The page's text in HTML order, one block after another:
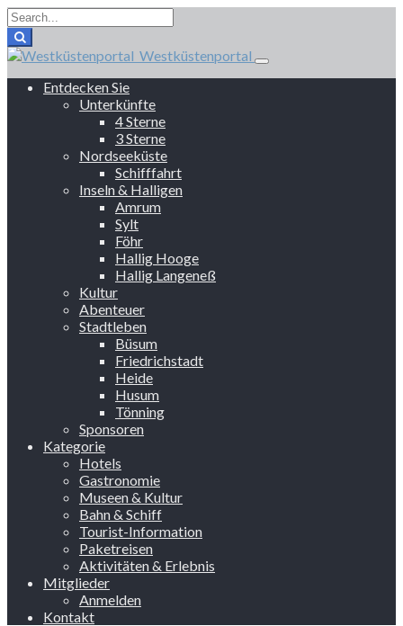
Westküstenportal
Entdecken Sie
Unterkünfte
4 Sterne
3 Sterne
Nordseeküste
Schifffahrt
Inseln & Halligen
Amrum
Sylt
Föhr
Hallig Hooge
Hallig Langeneß
Kultur
Abenteuer
Stadtleben
Büsum
Friedrichstadt
Heide
Husum
Tönning
Sponsoren
Kategorie
Hotels
Gastronomie
Museen & Kultur
Bahn & Schiff
Tourist-Information
Paketreisen
Aktivitäten & Erlebnis
Mitglieder
Anmelden
Kontakt